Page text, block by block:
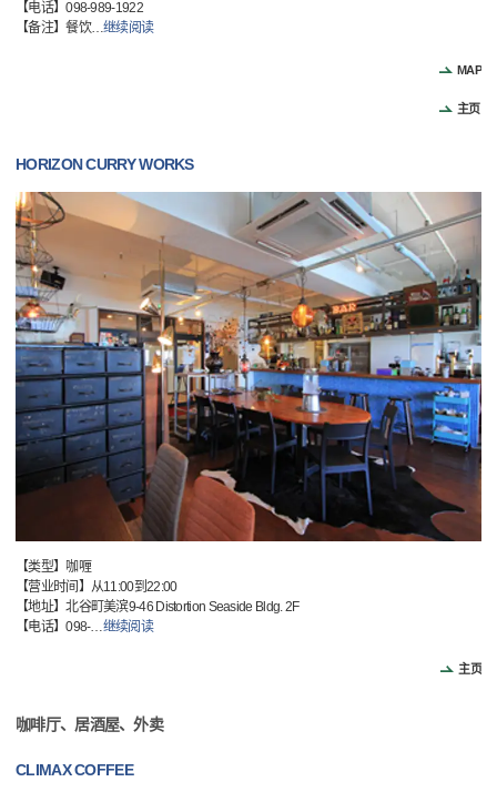
【电话】098-989-1922
【备注】餐饮…继续阅读
MAP
主页
HORIZON CURRY WORKS
【类型】咖喱
【营业时间】从11:00到22:00
【地址】北谷町美滨9-46 Distortion Seaside Bldg. 2F
【电话】098-…继续阅读
主页
咖啡厅、居酒屋、外卖
CLIMAX COFFEE